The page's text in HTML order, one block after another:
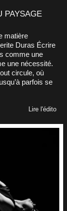
PAYSAGE
matière
Duras Écrire
comme une
une nécessité.
circule, où
parfois se
Lire l'édito